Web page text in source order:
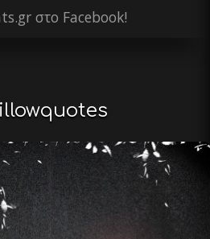
στο Facebook!